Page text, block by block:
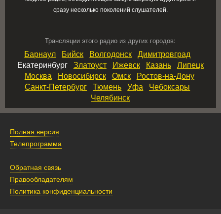
сразу несколько поколений слушателей.
Трансляции этого радио из других городов:
Барнаул Бийск Волгодонск Димитровград
Екатеринбург Златоуст Ижевск Казань Липецк
Москва Новосибирск Омск Ростов‑на‑Дону
Санкт‑Петербург Тюмень Уфа Чебоксары
Челябинск
Полная версия
Телепрограмма
Обратная связь
Правообладателям
Политика конфиденциальности